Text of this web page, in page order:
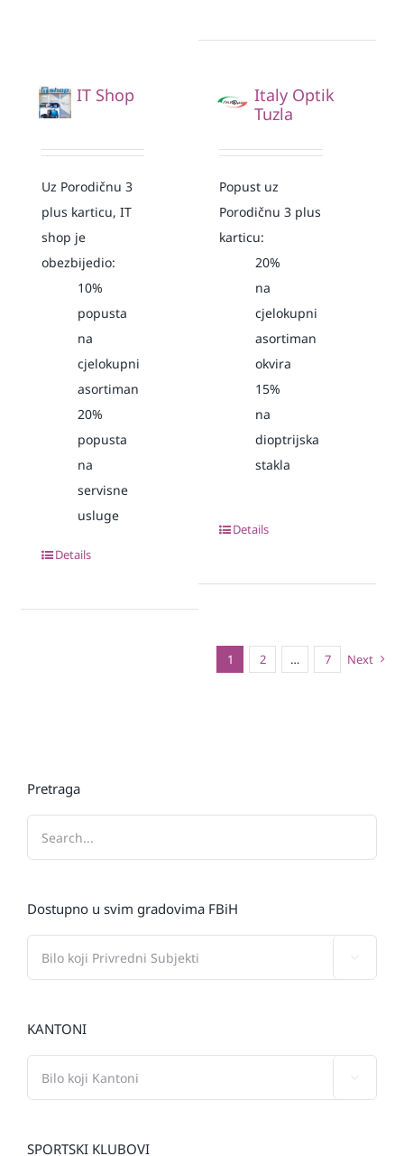
IT Shop
Uz Porodičnu 3
plus karticu, IT
shop je
obezbijedio:
10%
popusta
na
cjelokupni
asortiman
20%
popusta
na
servisne
usluge
Details
Italy Optik
Tuzla
Popust uz
Porodičnu 3 plus
karticu:
20%
na
cjelokupni
asortiman
okvira
15%
na
dioptrijska
stakla
Details
1 2 … 7 Next
Pretraga
Dostupno u svim gradovima FBiH
KANTONI
SPORTSKI KLUBOVI